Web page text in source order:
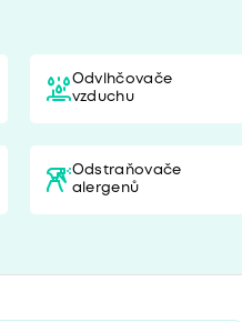
Odvlhčovače
vzduchu
Odstraňovače
alergenů